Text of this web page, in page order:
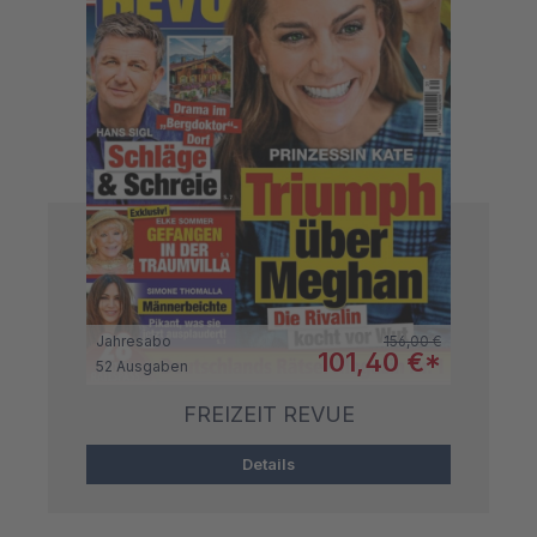
Jahresabo Regulärer Preis:
156,00 €
52 Ausgaben
Verkaufspreis:
101,40 €*
FREIZEIT REVUE
Details